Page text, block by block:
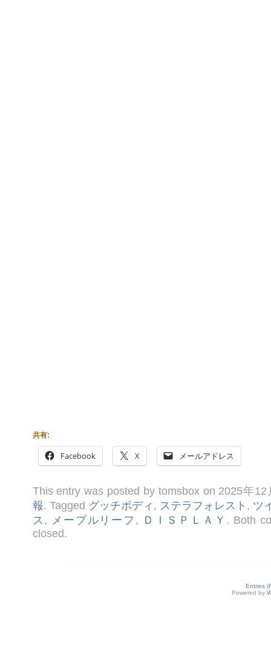
共有:
Facebook X メールアドレス
This entry was posted by tomsbox on 2025年
報. Tagged グッチボディ , ステラフォレスト , ツ
ス , メープルリーフ , ＤＩＳＰＬＡＹ . Both
closed.
Entries
Powered by